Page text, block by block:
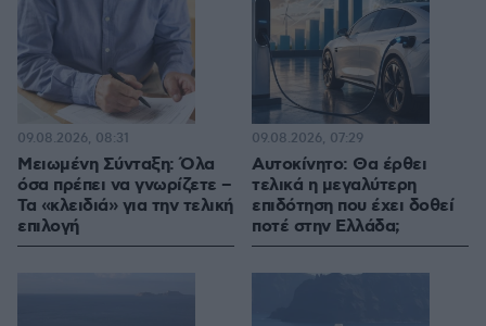
Μειωμένη Σύνταξη: Όλα
όσα πρέπει να γνωρίζετε –
Τα «κλειδιά» για την τελική
επιλογή
09.08.2026, 08:31
Αυτοκίνητο: Θα έρθει
τελικά η μεγαλύτερη
επιδότηση που έχει δοθεί
ποτέ στην Ελλάδα;
09.08.2026, 07:29